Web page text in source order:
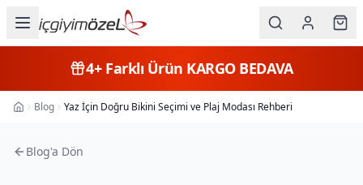
Kategorileri
Kadın
Erkek
4+Farklı Ürün KARGO BEDAVA
Ana Sayfa
Blog Yaz İçin Doğru Bikini Seçimi ve Plaj Modası Rehberi
Blog'a Dön